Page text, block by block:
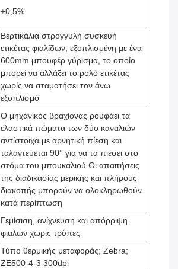
±0,5%
Βερτικάλια στρογγυλή συσκευή
ετικέτας φιαλίδων, εξοπλισμένη με ένα
600mm μπουφέρ γύρισμα, το οποίο
μπορεί να αλλάξει το ρολό ετικέτας
χωρίς να σταματήσει τον άνω
εξοπλισμό
Ο μηχανικός βραχίονας ρουφάει τα
ελαστικά πώματα των δύο καναλιών
αντίστοιχα με αρνητική πίεση και
ταλαντεύεται 90° για να τα πιέσει στο
στόμα του μπουκαλιού.Οι απαιτήσεις
της διαδικασίας μερικής και πλήρους
διακοπής μπορούν να ολοκληρωθούν
κατά περίπτωση
Γεμίσιση, ανίχνευση και απόρριψη
φιαλών χωρίς τρύπες
Τύπο θερμικής μεταφοράς; Zebra;
ZE500-4-3 300dpi